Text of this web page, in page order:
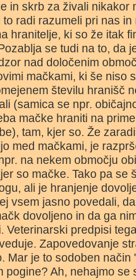
in skrb za živali nikakor
radi razumeli pri nas
hranitelje, ki so že itak
se tudi na to, da
nad določenim
mačkami, ki še niso
številu hranišč
(samica se npr.
mačke hraniti na
tam, kjer so. Že
med mačkami, je
na nekem območju
so mačke. Tako pa se
ali je hranjenje
vsem jasno povedali,
dovoljeno in da ga
Veterinarski predpisi
Zapovedovanje
Mar je to sodoben
pogine? Ah, nehajmo